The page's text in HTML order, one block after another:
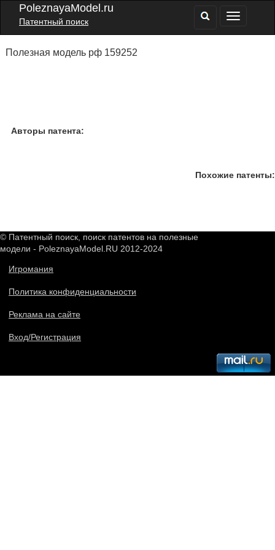
PoleznayaModel.ru
Патентный поиск
Полезная модель рф 159252
Авторы патента:
Похожие патенты:
© Патентный поиск, поиск патентов на полезные
модели - PoleznayaModel.RU 2012-2024
Игромания
Политика конфиденциальности
Реклама на сайте
Вход/Регистрация